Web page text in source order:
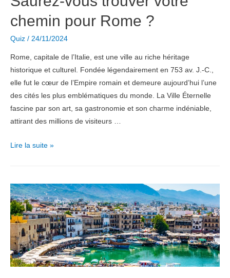
chemin pour Rome ?
Quiz / 24/11/2024
Rome, capitale de l’Italie, est une ville au riche héritage
historique et culturel. Fondée légendairement en 753 av. J.-C.,
elle fut le cœur de l’Empire romain et demeure aujourd’hui l’une
des cités les plus emblématiques du monde. La Ville Éternelle
fascine par son art, sa gastronomie et son charme indéniable,
attirant des millions de visiteurs …
Saurez-
votre
chemin
pour
Rome
?
Lire la suite »